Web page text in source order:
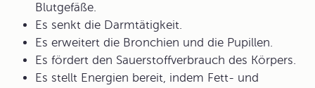
Blutgefäße.
Es senkt die Darmtätigkeit.
Es erweitert die Bronchien und die Pupillen.
Es fördert den Sauerstoffverbrauch des Körpers.
Es stellt Energien bereit, indem Fett- und